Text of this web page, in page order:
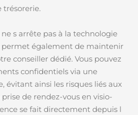
trésorerie.
s arrête pas à la technologie
permet également de maintenir
conseiller dédié. Vous pouvez
confidentiels via une
évitant ainsi les risques liés aux
de rendez-vous en visio-
se fait directement depuis l